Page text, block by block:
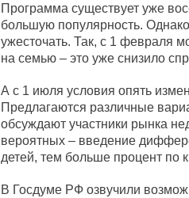
Программа существует уже
большую популярность.
ужесточать. Так, с 1 февраля
на семью – это уже снизило
А с 1 июля условия опять
Предлагаются различные
обсуждают участники рынка
вероятных – введение
детей, тем больше процент по
В Госдуме РФ озвучили